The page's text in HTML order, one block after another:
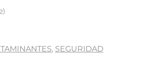
, SEGURIDAD